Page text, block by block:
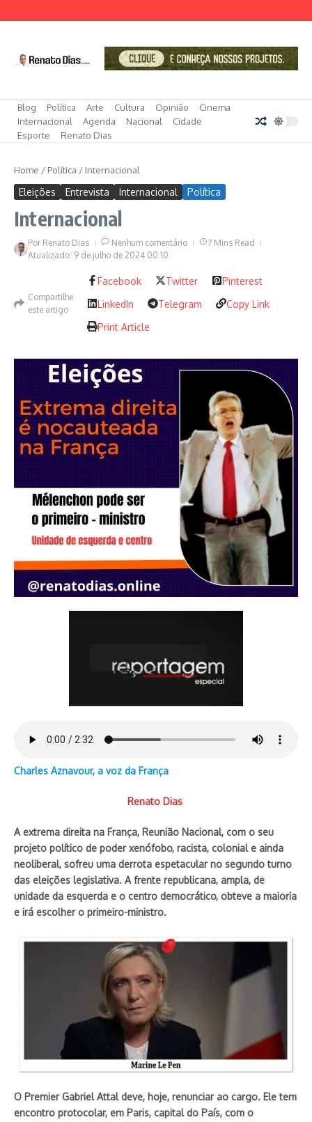
Blog Política Arte Cultura Opinião
Cinema
Internacional
Agenda Nacional
Cidade
Esporte
Renato Dias
Home / Política / Internacional
Eleições Entrevista Internacional Política
Internacional
Por Renato Dias Nenhum comentário
7 Mins Read
Atualizado: 9 de julho de 2024 00:10
Compartilhe
este artigo
Facebook Twitter
Pinterest
LinkedIn
Telegram
Copy Link
Print Article
Charles Aznavour, a voz da França
Renato Dias
A extrema direita na França, Reunião Nacional, com o seu
projeto político de poder xenófobo, racista, colonial e ainda
neoliberal, sofreu uma derrota espetacular no segundo turno
das eleições legislativa. A frente republicana, ampla, de
unidade da esquerda e o centro democrático, obteve a maioria
e irá escolher o primeiro-ministro.
O Premier Gabriel Attal deve, hoje, renunciar ao cargo. Ele tem
encontro protocolar, em Paris, capital do País, com o